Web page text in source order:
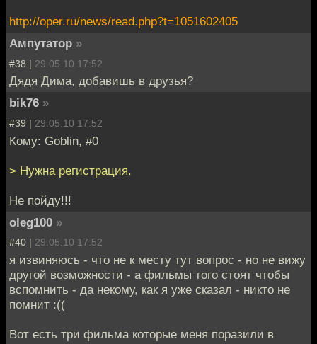
http://oper.ru/news/read.php?t=1051602405
Ампутатор »
#38 | 29.05.10 17:52
Дядя Дима, добавишь в друзья?
bik76 »
#39 | 29.05.10 17:52
Кому: Goblin, #0
> Нужна регистрация.
Не пойду!!!
oleg100 »
#40 | 29.05.10 17:52
я извиняюсь - что не к месту тут вопрос - но не вижу
другой возможности - а фильмы того стоят чтобы
вспомнить - да некому, как я уже сказал - никто не
помнит :((
Вот есть три фильма которые меня поразили в